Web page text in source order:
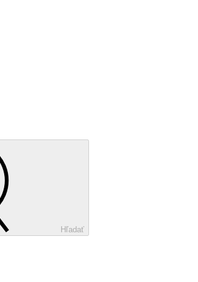
Hľadať